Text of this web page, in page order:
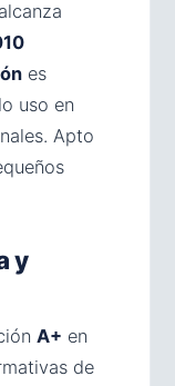
es
uso en
Apto
y
A+ en
de